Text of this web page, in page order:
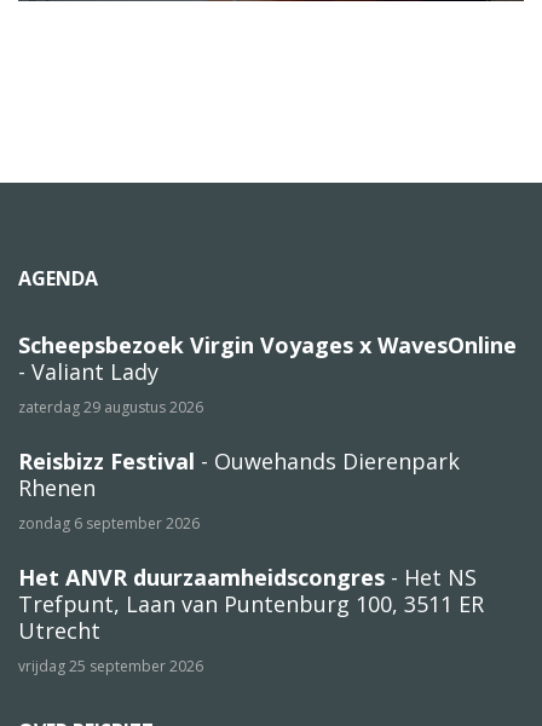
AGENDA
Scheepsbezoek Virgin Voyages x WavesOnline
- Valiant Lady
zaterdag 29 augustus 2026
Reisbizz Festival - Ouwehands Dierenpark
Rhenen
zondag 6 september 2026
Het ANVR duurzaamheidscongres - Het NS
Trefpunt, Laan van Puntenburg 100, 3511 ER
Utrecht
vrijdag 25 september 2026